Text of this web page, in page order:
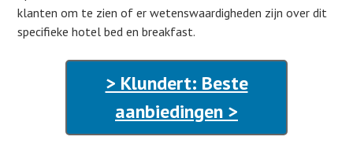
klanten om te zien of er wetenswaardigheden zijn over dit
specifieke hotel bed en breakfast.
> Klundert: Beste
aanbiedingen >